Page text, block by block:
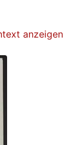
anzeigen